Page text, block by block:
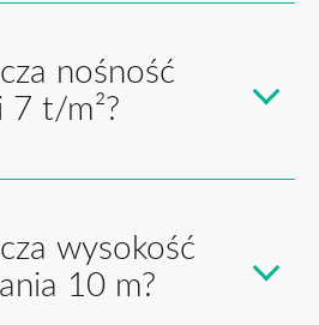
nośność
7 t/m²?
wysokość
10 m?